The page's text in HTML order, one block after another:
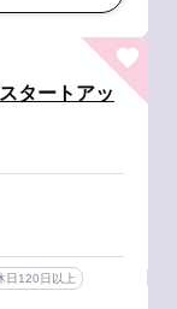
タートアッ
日120日以上